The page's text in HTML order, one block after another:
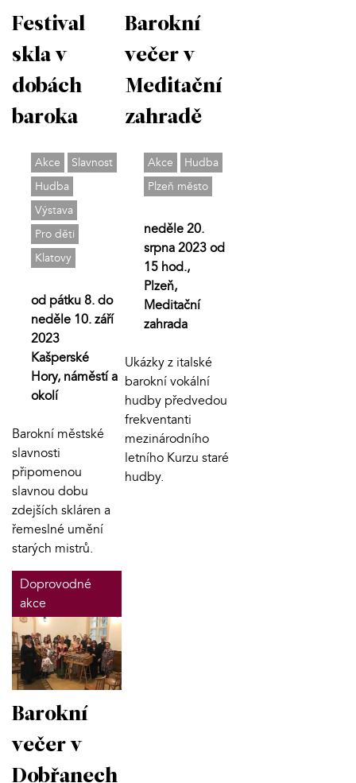
Festival
skla v
dobách
baroka
Akce
Slavnost
Hudba
Výstava
Pro děti
Klatovy
od pátku 8. do
neděle 10. září
2023
Kašperské
Hory, náměstí a
okolí
Barokní městské
slavnosti
připomenou
slavnou dobu
zdejších skláren a
řemeslné umění
starých mistrů.
Barokní
večer v
Meditační
zahradě
Akce
Hudba
Plzeň město
neděle 20.
srpna 2023 od
15 hod.,
Plzeň,
Meditační
zahrada
Ukázky z italské
barokní vokální
hudby předvedou
frekventanti
mezinárodního
letního Kurzu staré
hudby.
Doprovodné
akce
Barokní
večer v
Dobřanech